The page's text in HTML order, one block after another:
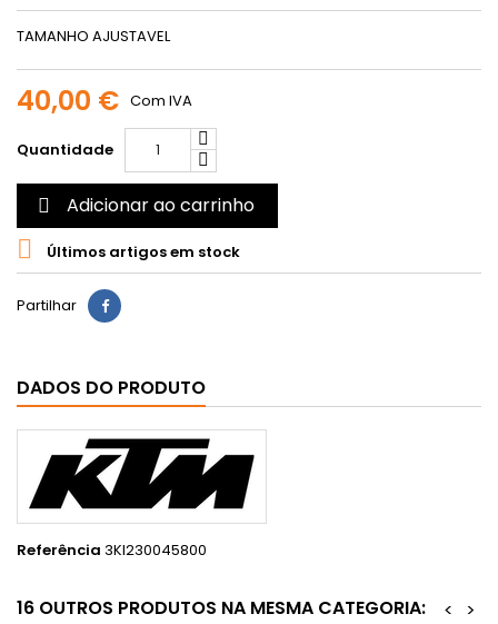
TAMANHO AJUSTAVEL
40,00 € Com IVA
Quantidade
 Adicionar ao carrinho
 Últimos artigos em stock
Partilhar
DADOS DO PRODUTO
Referência 3KI230045800
16 OUTROS PRODUTOS NA MESMA CATEGORIA: >
<